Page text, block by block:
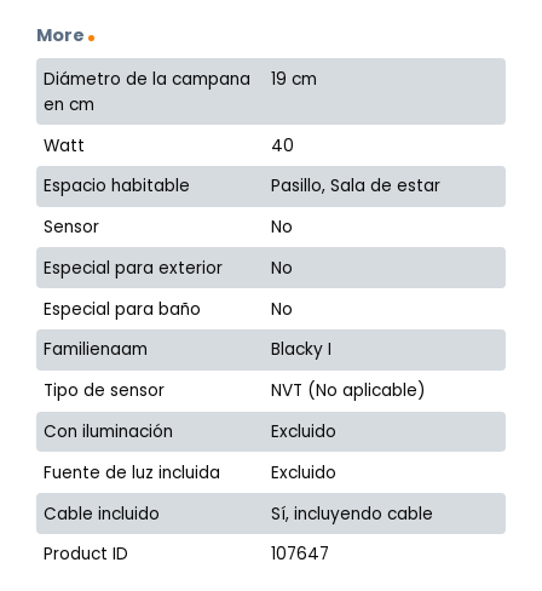
More
Diámetro de la campana
en cm
19 cm
Watt
40
Espacio habitable
Pasillo, Sala de estar
Sensor
No
Especial para exterior
No
Especial para baño
No
Familienaam
Blacky I
Tipo de sensor
NVT (No aplicable)
Con iluminación
Excluido
Fuente de luz incluida
Excluido
Cable incluido
Sí, incluyendo cable
Product ID
107647